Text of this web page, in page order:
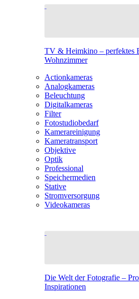
TV & Heimkino – perfektes
Wohnzimmer
Actionkameras
Analogkameras
Beleuchtung
Digitalkameras
Filter
Fotostudiobedarf
Kamerareinigung
Kameratransport
Objektive
Optik
Professional
Speichermedien
Stative
Stromversorgung
Videokameras
Die Welt der Fotografie –
Inspirationen